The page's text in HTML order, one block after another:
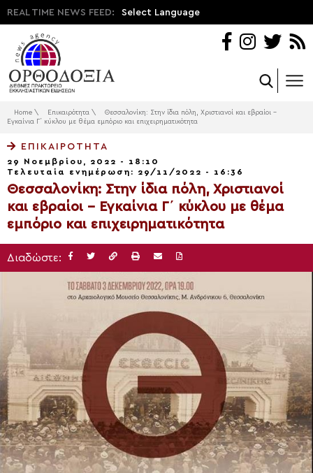
REAL TIME NEWS FEED: Select Language
Home \ Επικαιρότητα \
Θεσσαλονίκη: Στην ίδια πόλη, Χριστιανοί και εβραίοι –
Εγκαίνια Γ΄ κύκλου με θέμα εμπόριο και επιχειρηματικότητα
ΕΠΙΚΑΙΡΌΤΗΤΑ
29 Νοεμβρίου, 2022 - 18:10
Τελευταία ενημέρωση: 29/11/2022 - 16:36
Θεσσαλονίκη: Στην ίδια πόλη, Χριστιανοί
και εβραίοι – Εγκαίνια Γ΄ κύκλου με θέμα
εμπόριο και επιχειρηματικότητα
Διαδώστε: